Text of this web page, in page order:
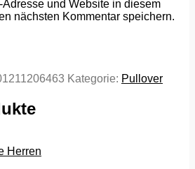
Adresse und Website in diesem
nächsten Kommentar speichern.
Kategorie: Pullover